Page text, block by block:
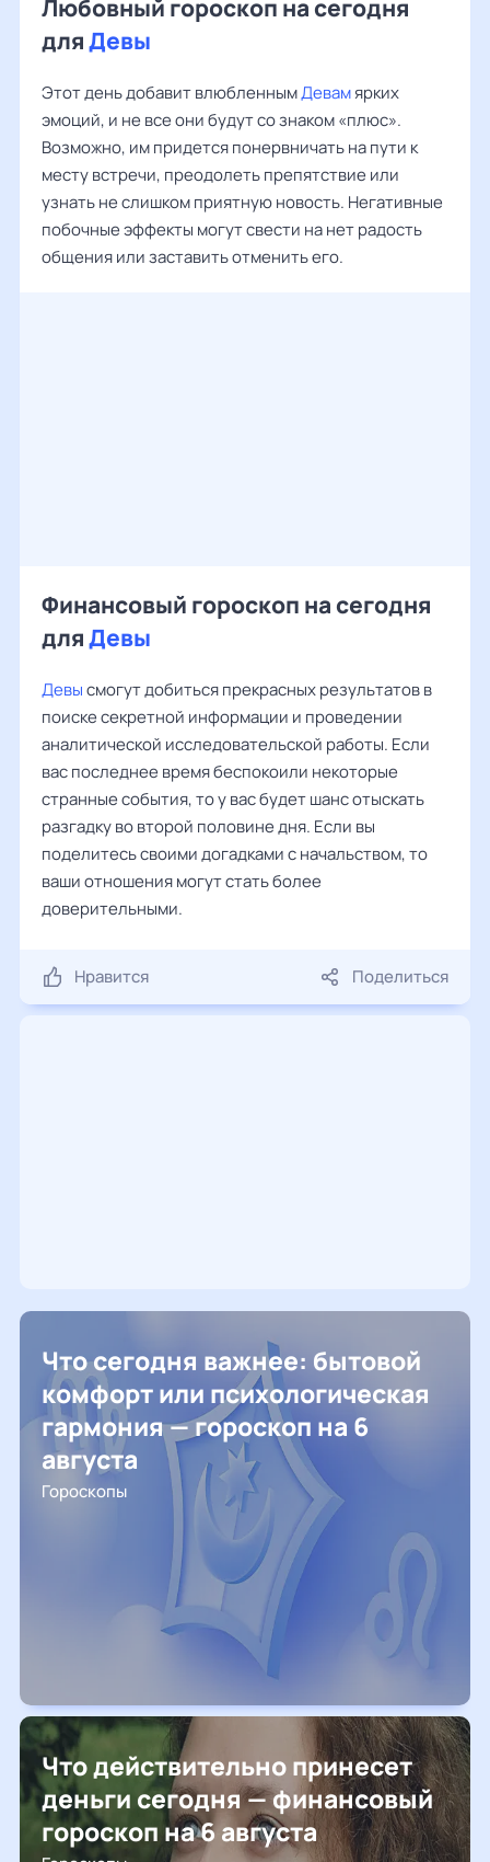
Любовный гороскоп на сегодня
дляДевы
Этот день добавит влюбленнымДевамярких
эмоций, и не все они будут со знаком «плюс».
Возможно, им придется понервничать на пути к
месту встречи, преодолеть препятствие или
узнать не слишком приятную новость. Негативные
побочные эффекты могут свести на нет радость
общения или заставить отменить его.
Финансовый гороскоп на сегодня
дляДевы
Девысмогут добиться прекрасных результатов в
поиске секретной информации и проведении
аналитической исследовательской работы. Если
вас последнее время беспокоили некоторые
странные события, то у вас будет шанс отыскать
разгадку во второй половине дня. Если вы
поделитесь своими догадками с начальством, то
ваши отношения могут стать более
доверительными.
Нравится Поделиться
Что сегодня важнее: бытовой
комфорт или психологическая
гармония — гороскоп на 6
августа
Гороскопы
Что действительно принесет
деньги сегодня — финансовый
гороскоп на 6 августа